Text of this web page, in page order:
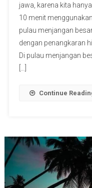
jawa, karena kita
10 menit
pulau menjangan
dengan penangkaran
Di pulau menjangan
Continue